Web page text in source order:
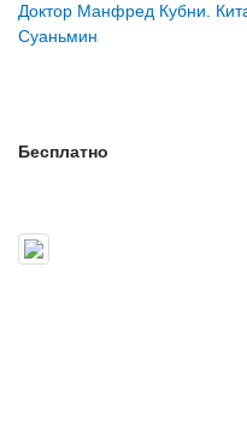
Доктор Манфред Кубни.
Суаньмин
Бесплатно